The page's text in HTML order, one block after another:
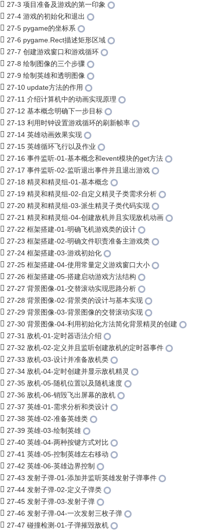
27-3 项目准备及游戏的第一印象
27-4 游戏的初始化和退出
27-5 pygame的坐标系
27-6 pygame.Rect描述矩形区域
27-7 创建游戏窗口和游戏循环
27-8 绘制图像的三个步骤
27-9 绘制英雄和透明图像
27-10 update方法的作用
27-11 介绍计算机中的动画实现原理
27-12 基本概念明确下一步目标
27-13 利用时钟设置游戏循环的刷新帧率
27-14 英雄动画效果实现
27-15 英雄循环飞行以及作业
27-16 事件监听-01-基本概念和event模块的get方法
27-17 事件监听-02-监听退出事件并且退出游戏
27-18 精灵和精灵组-01-基本概念
27-19 精灵和精灵组-02-自定义精灵子类需求分析
27-20 精灵和精灵组-03-派生精灵子类代码实现
27-21 精灵和精灵组-04-创建敌机并且实现敌机动画
27-22 框架搭建-01-明确飞机游戏类的设计
27-23 框架搭建-02-明确文件职责准备主游戏类
27-24 框架搭建-03-游戏初始化
27-25 框架搭建-04-使用常量定义游戏窗口大小
27-26 框架搭建-05-搭建启动游戏方法结构
27-27 背景图像-01-交替滚动实现思路分析
27-28 背景图像-02-背景类的设计与基本实现
27-29 背景图像-03-背景图像的交替滚动实现
27-30 背景图像-04-利用初始化方法简化背景精灵的创建
27-31 敌机-01-定时器语法介绍
27-32 敌机-02-定义并且监听创建敌机的定时器事件
27-33 敌机-03-设计并准备敌机类
27-34 敌机-04-定时创建并显示敌机精灵
27-35 敌机-05-随机位置以及随机速度
27-36 敌机-06-销毁飞出屏幕的敌机
27-37 英雄-01-需求分析和类设计
27-38 英雄-02-准备英雄类
27-39 英雄-03-绘制英雄
27-40 英雄-04-两种按键方式对比
27-41 英雄-05-控制英雄左右移动
27-42 英雄-06-英雄边界控制
27-43 发射子弹-01-添加并监听英雄发射子弹事件
27-44 发射子弹-02-定义子弹类
27-45 发射子弹-03-发射子弹
27-46 发射子弹-04-一次发射三枚子弹
27-47 碰撞检测-01-子弹摧毁敌机